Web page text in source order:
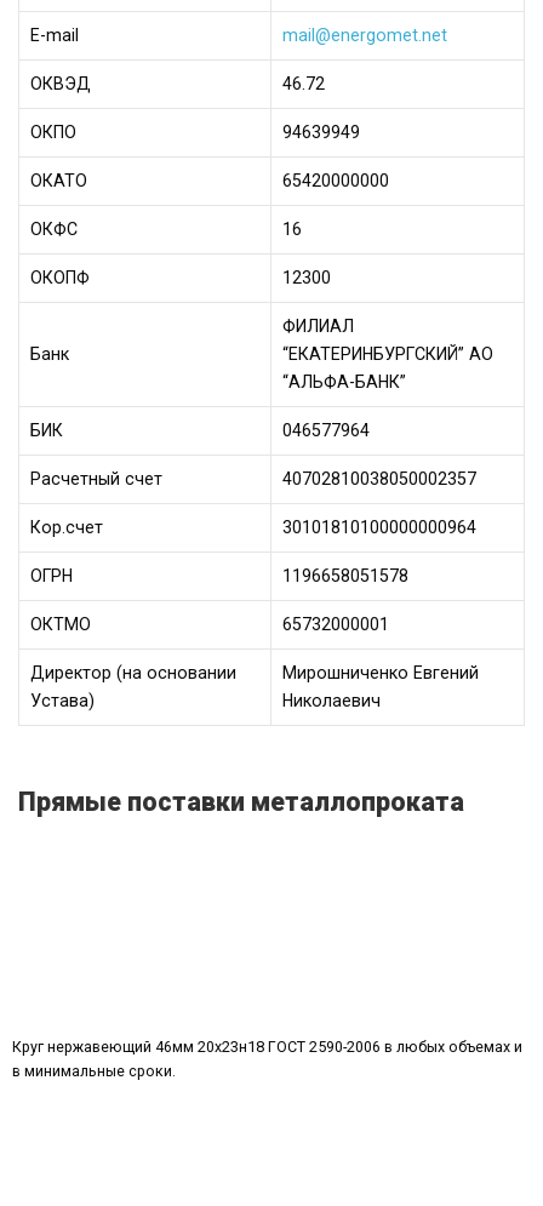
Е-mail mail@energomet.net
ОКВЭД 46.72
ОКПО 94639949
ОКАТО 65420000000
ОКФС 16
ОКОПФ 12300
Банк
ФИЛИАЛ
“ЕКАТЕРИНБУРГСКИЙ” АО
“АЛЬФА-БАНК”
БИК 046577964
Расчетный счет 40702810038050002357
Кор.счет 30101810100000000964
ОГРН 1196658051578
ОКТМО 65732000001
Директор (на основании
Устава)
Мирошниченко Евгений
Николаевич
Прямые поставки металлопроката
Круг нержавеющий 46мм 20х23н18 ГОСТ 2590-2006 в любых объемах и
в минимальные сроки.